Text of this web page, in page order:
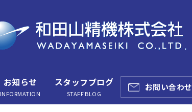
お知らせ
INFORMATION
スタッフブログ
STAFF BLOG
お問い合わせ